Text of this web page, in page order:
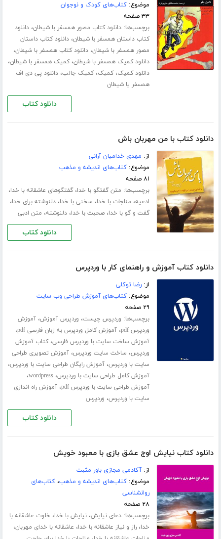
موضوع:کتاب‌های کودک و نوجوان
۳۳ صفحه
برچسب‌ها:دانلود کتاب مصور همسفر با شیطان،دانلود
کتاب داستان همسفر با شیطان،دانلود کتاب داستان
مصور همسفر با شیطان،دانلود کتاب همسفر با شیطان،
دانلود کمیک همسفر با شیطان،کمیک همسفر با شیطان،
دانلود کمیک،کمیک،کمیک جالب،دانلود پی دی اف
همسفر یا شیطان
دانلود کتاب
دانلود کتاب با من مهربان باش
از: مهدی خدامیان آرانی
موضوع:کتاب‌های اندیشه و مذهب
۸۱ صفحه
برچسب‌ها: متن گفتگو با خدا،گفتگوهای عاشقانه با خدا،
ادعیه، مناجات با خدا، سخنی با خدا،دلنوشته برای خدا،
گفت و گو با خدا،صحبت با خدا،دلنوشته، متن ادبی
دانلود کتاب
دانلود کتاب آموزش و راهنمای کار با وردپرس
از:رضا توکلی
موضوع:کتاب‌های آموزش طراحی وب سایت
۲۹ صفحه
برچسب‌ها: وردپرس چیست، وردپرس آموزش،آموزش
وردپرس pdf
،آموزش کامل وردپرس به زبان فارسی pdf ،
آموزش ساخت سایت با وردپرس فارسی،کتاب آموزش
وردپرس، ساخت سایت وردپرس،آموزش تصویری طراحی
سایت با وردپرس،آموزش رایگان طراحی سایت با وردپرس،
آموزش کامل طراحی سایت با وردپرس،wordpress،
آموزش طراحی سایت با وردپرس pdf ،آموزش راه اندازی
سایت با وردپرس، وردپرس
دانلود کتاب
دانلود کتاب نیایش اوج عشق بازی با معبود خویش
از:آکادمی مجازی باور مثبت
موضوع:کتاب‌های اندیشه و مذهب،کتاب‌های
روانشناسی
۲۸ صفحه
برچسب‌ها:دعای نیایش،نیایش با خدا، خلوت عاشقانه با
خدا،راز و نیاز عاشقانه با خدا، عاشقانه با خدای مهربان،